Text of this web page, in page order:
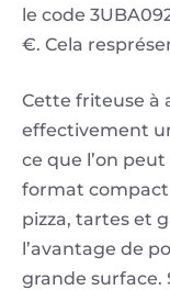
le code
€. Cela
Cette friteuse à
effectivement
ce que l’on
format
pizza, tartes et
l’avantage de
grande surface.